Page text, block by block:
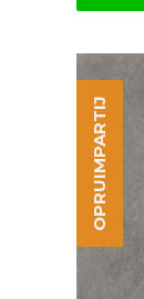
OPRUIMPARTIJ